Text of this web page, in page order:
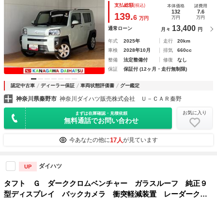
ヒーター ＵＳＢ接続端子 電動パーキングブレーキ Ｐスタ
ート スカイフィールトップ キーフリー
支払総額(税込)
139.6 万円
本体価格
132
万円
諸費用
7.6
万円
通常ローン 月々 13,400 円
年式 2025年 走行
20km
車検
2028年10月 排気
660cc
整備
法定整備付 修復
なし
保証
保証付 (12ヶ月・走行無制限)
認定中古車 ディーラー保証 車両状態評価書 グー鑑定
神奈川県秦野市 神奈川ダイハツ販売株式会社 Ｕ－ＣＡＲ秦野
まずは在庫確認・見積依頼
無料通話でお問い合わせ
お気に入り
今あなたの他に17人が見ています
UP ダイハツ
タフト Ｇ ダーククロムベンチャー ガラスルーフ 純正９
型ディスプレイ バックカメラ 衝突軽減装置 レーダークル